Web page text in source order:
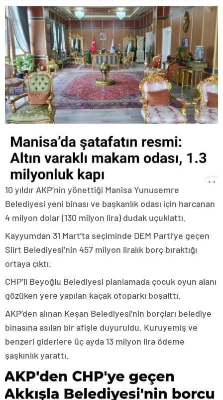
10 yıldır AKP’nin yönettiği Manisa Yunusemre
Belediyesi yeni binası ve başkanlık odası için harcanan
4 milyon dolar (130 milyon lira) dudak uçuklattı.
Kayyumdan 31 Mart’ta seçiminde DEM Parti’ye geçen
Siirt Belediyesi’nin 457 milyon liralık borç bıraktığı
ortaya çıktı.
CHP’li Beyoğlu Belediyesi planlamada çocuk oyun alanı
gözüken yere yapılan kaçak otoparkı boşalttı.
AKP’den alınan Keşan Belediyesi’nin borçları belediye
binasına asılan bir afişle duyuruldu. Kuruyemiş ve
benzeri giderlere üç ayda 13 milyon lira ödeme
şaşkınlık yarattı.